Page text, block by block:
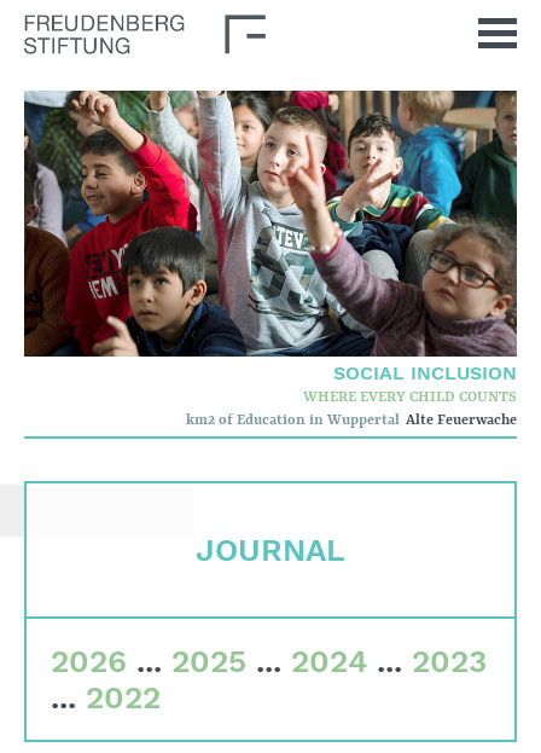
SOCIAL INCLUSION
WHERE EVERY CHILD COUNTS
km2 of Education in Wuppertal Alte Feuerwache
JOURNAL
2026 ... 2025 ... 2024 ... 2023
... 2022
Home
News
Journal
Stimulus
Our Issues
Democratic Culture
Social Inclusion
Corporate governance